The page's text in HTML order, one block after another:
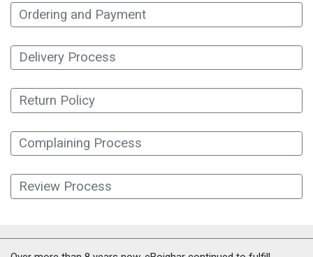
Ordering and Payment
Delivery Process
Return Policy
Complaining Process
Review Process